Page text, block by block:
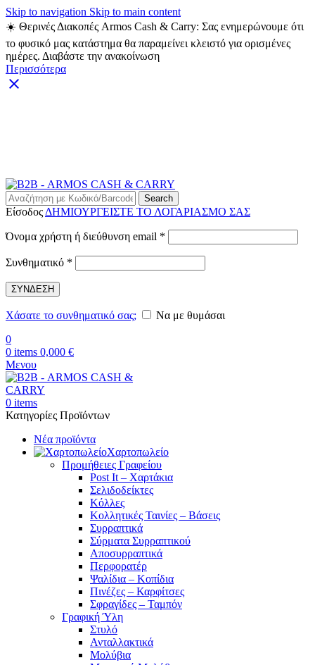
Skip to navigation Skip to main content
☀️ Θερινές Διακοπές Armos Cash & Carry: Σας ενημερώνουμε ότι
το φυσικό μας κατάστημα θα παραμείνει κλειστό για ορισμένες
ημέρες. Διαβάστε την ανακοίνωση
Περισσότερα
Search
Είσοδος ΔΗΜΙΟΥΡΓΕΙΣΤΕ ΤΟ ΛΟΓΑΡΙΑΣΜΟ ΣΑΣ
Όνομα χρήστη ή διεύθυνση email *
Συνθηματικό *
ΣΥΝΔΕΣΗ
Χάσατε το συνθηματικό σας;
Να με θυμάσαι
0
0 items 0,000 €
Μενου
0 items
Κατηγορίες Προϊόντων
Νέα προϊόντα
Χαρτοπωλείο
Προμήθειες Γραφείου
Post It – Χαρτάκια
Σελιδοδείκτες
Κόλλες
Κολλητικές Ταινίες – Βάσεις
Συρραπτικά
Σύρματα Συρραπτικού
Αποσυρραπτικά
Περφορατέρ
Ψαλίδια – Κοπίδια
Πινέζες – Καρφίτσες
Σφραγίδες – Ταμπόν
Γραφική Ύλη
Στυλό
Ανταλλακτικά
Μολύβια